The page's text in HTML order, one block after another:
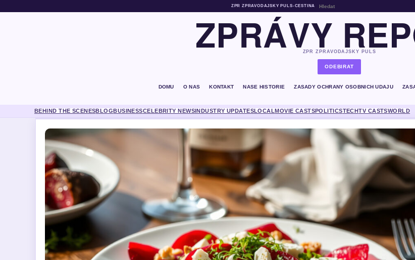
ZPR ZPRAVODAJSKY PULS•CESTINA
ZPRÁVYZPR ZPRAVODAJSKY PULS
ODEBIRAT
DOMU O NAS KONTAKT NASE HISTORIE ZASADY OCHRANY OSOBNICH UDAJU
BEHIND THE SCENESBLOGBUSINESSCELEBRITY NEWSINDUSTRY UPDATESLOCALMOVIE CASTSPOLITICSTECHTV CASTSWORLD